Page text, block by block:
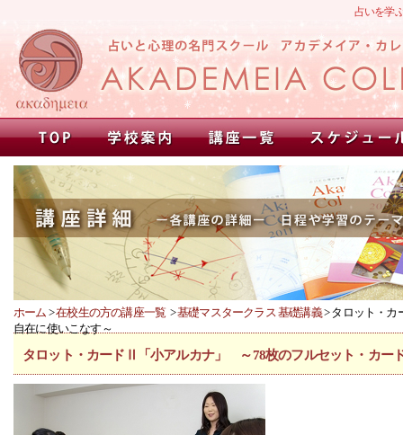
占いを学
ホーム >在校生の方の講座一覧 >基礎マスタークラス 基礎講義> タロット・
自在に使いこなす～
タロット・カードⅡ「小アルカナ」 ～78枚のフルセット・カー